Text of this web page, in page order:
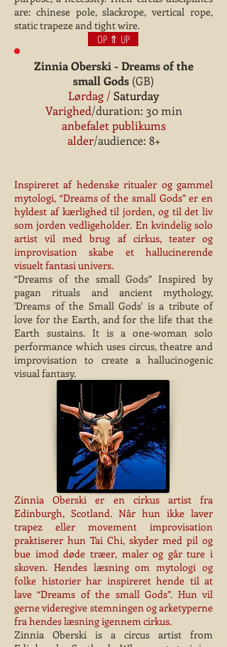
are: chinese pole, slackrope, vertical rope,
static trapeze and tight wire.
OP ⇑ UP
Zinnia Oberski - Dreams of the
small Gods (GB)
Lørdag / Saturday
Varighed/duration: 30 min
anbefalet publikums
alder/audience: 8+
Inspireret af hedenske ritualer og gammel
mytologi, “Dreams of the small Gods” er en
hyldest af kærlighed til jorden, og til det liv
som jorden vedligeholder. En kvindelig solo
artist vil med brug af cirkus, teater og
improvisation skabe et hallucinerende
visuelt fantasi univers.
“Dreams of the small Gods” Inspired by
pagan rituals and ancient mythology,
'Dreams of the Small Gods' is a tribute of
love for the Earth, and for the life that the
Earth sustains. It is a one-woman solo
performance which uses circus, theatre and
improvisation to create a hallucinogenic
visual fantasy.
Zinnia Oberski er en cirkus artist fra
Edinburgh, Scotland. Når hun ikke laver
trapez eller movement improvisation
praktiserer hun Tai Chi, skyder med pil og
bue imod døde træer, maler og går ture i
skoven. Hendes læsning om mytologi og
folke historier har inspireret hende til at
lave “Dreams of the small Gods”. Hun vil
gerne videregive stemningen og arketyperne
fra hendes læsning igennem cirkus.
Zinnia Oberski is a circus artist from